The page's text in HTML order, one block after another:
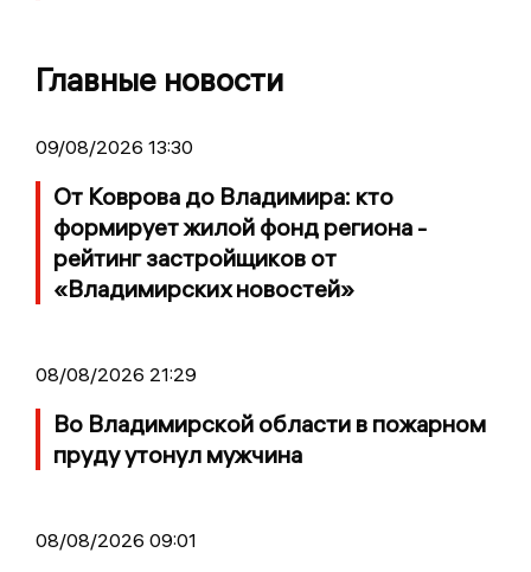
Главные новости
09/08/2026 13:30
От Коврова до Владимира: кто
формирует жилой фонд региона -
рейтинг застройщиков от
«Владимирских новостей»
08/08/2026 21:29
Во Владимирской области в пожарном
пруду утонул мужчина
08/08/2026 09:01